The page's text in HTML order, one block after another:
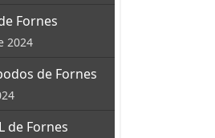
Fornes
2024
de Fornes
de Fornes